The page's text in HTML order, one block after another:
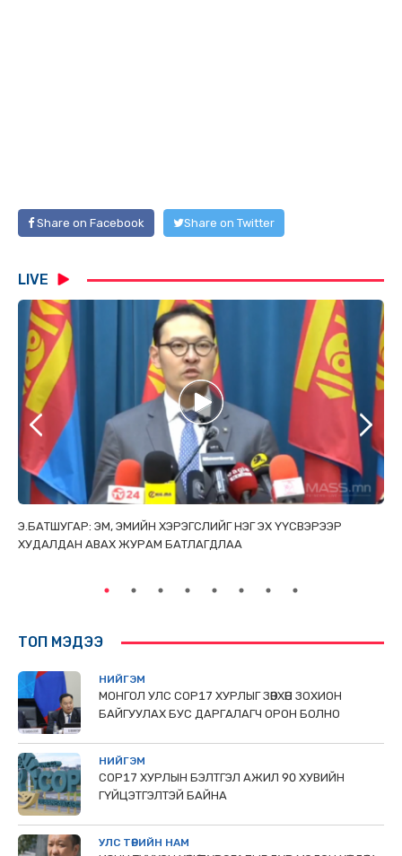
Share on Facebook Share on Twitter
LIVE
Э.БАТШУГАР: ЭМ, ЭМИЙН ХЭРЭГСЛИЙГ НЭГ ЭХ ҮҮСВЭРЭЭР
ХУДАЛДАН АВАХ ЖУРАМ БАТЛАГДЛАА
ТОП МЭДЭЭ
НИЙГЭМ
МОНГОЛ УЛС СОР17 ХУРЛЫГ ЗӨВХӨН ЗОХИОН
БАЙГУУЛАХ БУС ДАРГАЛАГЧ ОРОН БОЛНО
НИЙГЭМ
COP17 ХУРЛЫН БЭЛТГЭЛ АЖИЛ 90 ХУВИЙН
ГҮЙЦЭТГЭЛТЭЙ БАЙНА
УЛС ТӨРИЙН НАМ